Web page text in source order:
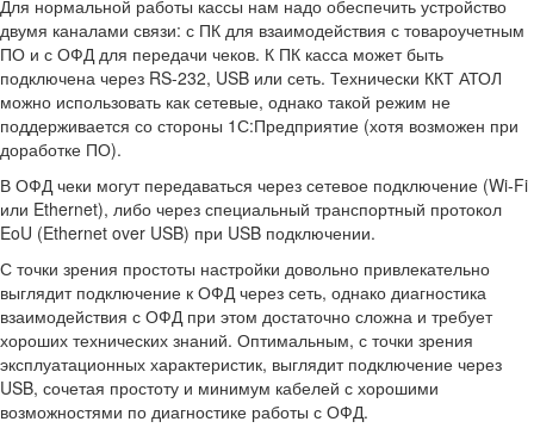
Для нормальной работы кассы нам надо обеспечить устройство
двумя каналами связи: с ПК для взаимодействия с товароучетным
ПО и с ОФД для передачи чеков. К ПК касса может быть
подключена через RS-232, USB или сеть. Технически ККТ АТОЛ
можно использовать как сетевые, однако такой режим не
поддерживается со стороны 1С:Предприятие (хотя возможен при
доработке ПО).
В ОФД чеки могут передаваться через сетевое подключение (Wi-Fi
или Ethernet), либо через специальный транспортный протокол
EoU (Ethernet over USB) при USB подключении.
С точки зрения простоты настройки довольно привлекательно
выглядит подключение к ОФД через сеть, однако диагностика
взаимодействия с ОФД при этом достаточно сложна и требует
хороших технических знаний. Оптимальным, с точки зрения
эксплуатационных характеристик, выглядит подключение через
USB, сочетая простоту и минимум кабелей с хорошими
возможностями по диагностике работы с ОФД.